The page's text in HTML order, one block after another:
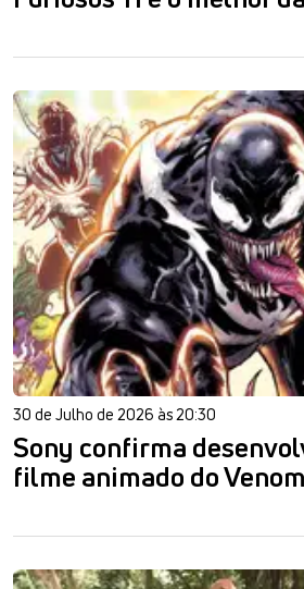
30 de Julho de 2026 às 20:30
Sony confirma
filme animado do Venom